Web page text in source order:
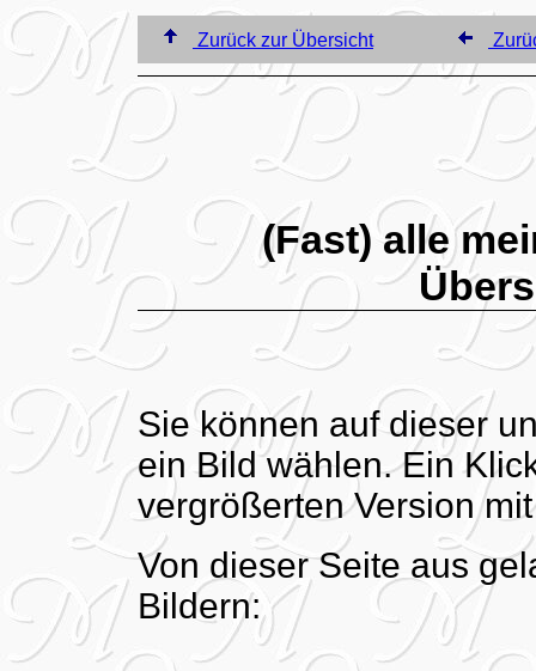
Zurück zur Übersicht
(Fast) alle
Sie können auf dieser
ein Bild wählen. Ein
vergrößerten Version
Von dieser Seite aus
Bildern: